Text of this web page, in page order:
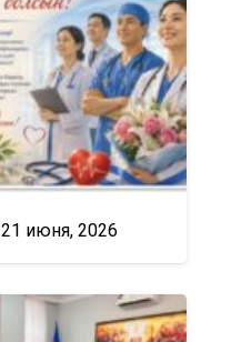
21 июня, 2026